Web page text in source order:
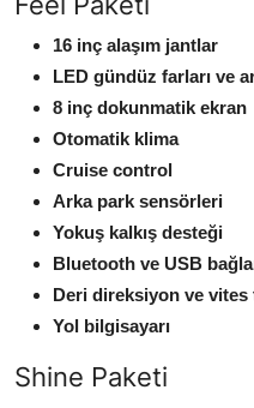
16 inç alaşım jantlar
LED gündüz farları ve
8 inç dokunmatik ekran
Otomatik klima
Cruise control
Arka park sensörleri
Yokuş kalkış desteği
Bluetooth ve USB
Deri direksiyon ve vites
Yol bilgisayarı
Shine Paketi